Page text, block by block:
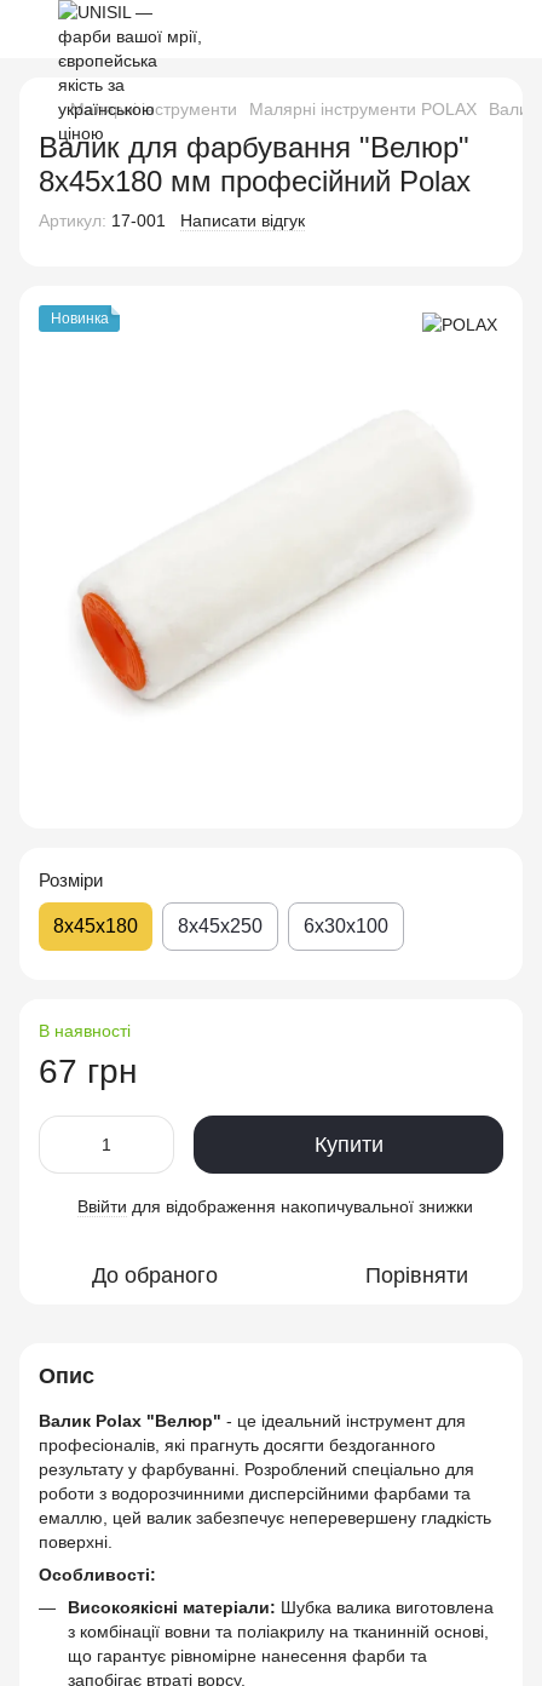
Малярні інструменти Малярні інструменти POLAX
Валик для фарбування "Велюр"
8x45x180 мм професійний Polax
Артикул: 17-001 Написати відгук
Новинка
Розміри
8x45x180 8x45x250 6х30х100
В наявності
67 грн
Купити
Ввійти для відображення накопичувальної знижки
До обраного Порівняти
Опис
Валик Polax "Велюр" - це ідеальний інструмент для
професіоналів, які прагнуть досягти бездоганного
результату у фарбуванні. Розроблений спеціально для
роботи з водорозчинними дисперсійними фарбами та
емаллю, цей валик забезпечує неперевершену гладкість
поверхні.
Особливості:
Високоякісні матеріали: Шубка валика виготовлена
з комбінації вовни та поліакрилу на тканинній основі,
що гарантує рівномірне нанесення фарби та
запобігає втраті ворсу.